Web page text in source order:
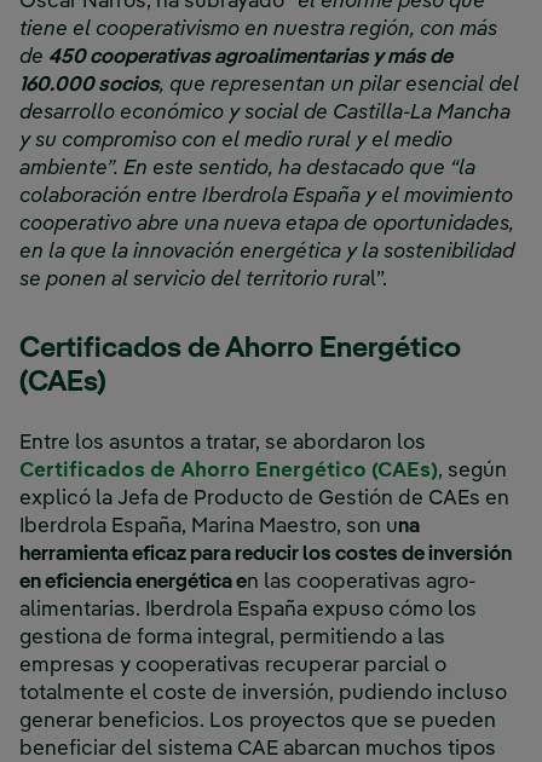
tiene el cooperativismo en nuestra región, con más
de 450 cooperativas agroalimentarias y más de
160.000 socios, que representan un pilar esencial del
desarrollo económico y social de Castilla-La Mancha
y su compromiso con el medio rural y el medio
ambiente”. En este sentido, ha destacado que “la
colaboración entre Iberdrola España y el movimiento
cooperativo abre una nueva etapa de oportunidades,
en la que la innovación energética y la sostenibilidad
se ponen al servicio del territorio rural”.
Certificados de Ahorro Energético
(CAEs)
Entre los asuntos a tratar, se abordaron los
Certificados de Ahorro Energético (CAEs), según
explicó la Jefa de Producto de Gestión de CAEs en
Iberdrola España, Marina Maestro, son una
herramienta eficaz para reducir los costes de inversión
en eficiencia energética en las cooperativas agro-
alimentarias. Iberdrola España expuso cómo los
gestiona de forma integral, permitiendo a las
empresas y cooperativas recuperar parcial o
totalmente el coste de inversión, pudiendo incluso
generar beneficios. Los proyectos que se pueden
beneficiar del sistema CAE abarcan muchos tipos